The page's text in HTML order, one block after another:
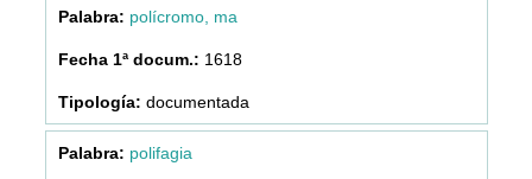
polícromo, ma
1618
documentada
polifagia